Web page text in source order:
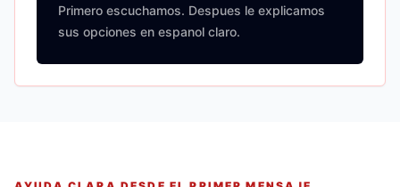
Primero escuchamos. Despues le explicamos
sus opciones en espanol claro.